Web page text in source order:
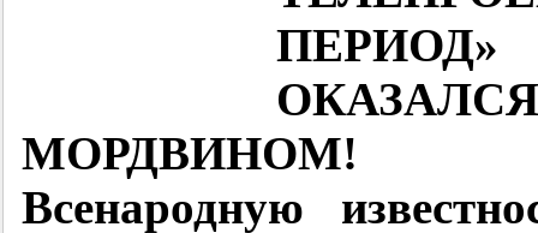
МОРДВИНОМ!
Всенародную